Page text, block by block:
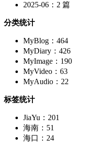
2025-06：2 篇
分类统计
MyBlog：464
MyDiary：426
MyImage：190
MyVideo：63
MyAudio：22
标签统计
JiaYu：201
海南：51
海口：24